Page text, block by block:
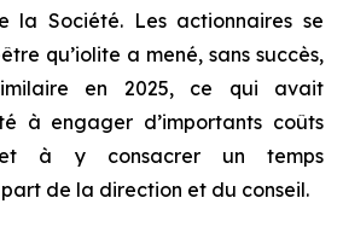
la Société. Les actionnaires se
qu’iolite a mené, sans succès,
en 2025, ce qui avait
à engager d’importants coûts
et à y consacrer un temps
de la direction et du conseil.